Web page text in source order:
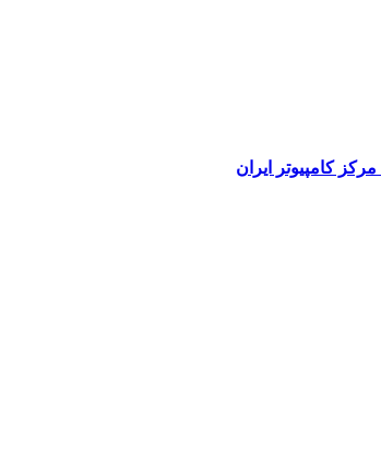
کامپیوتر ایران